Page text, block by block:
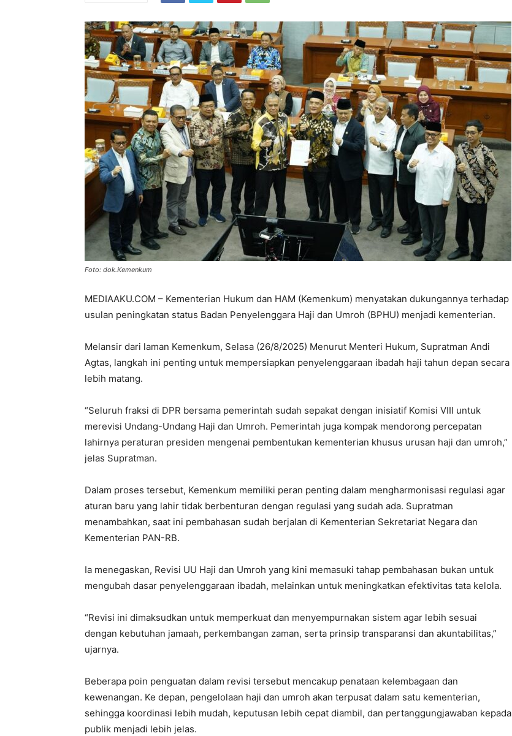
Foto: dok.Kemenkum
MEDIAAKU.COM – Kementerian Hukum dan HAM (Kemenkum) menyatakan dukungannya terhadap
usulan peningkatan status Badan Penyelenggara Haji dan Umroh (BPHU) menjadi kementerian.
Melansir dari laman Kemenkum, Selasa (26/8/2025) Menurut Menteri Hukum, Supratman Andi
Agtas, langkah ini penting untuk mempersiapkan penyelenggaraan ibadah haji tahun depan secara
lebih matang.
“Seluruh fraksi di DPR bersama pemerintah sudah sepakat dengan inisiatif Komisi VIII untuk
merevisi Undang-Undang Haji dan Umroh. Pemerintah juga kompak mendorong percepatan
lahirnya peraturan presiden mengenai pembentukan kementerian khusus urusan haji dan umroh,”
jelas Supratman.
Dalam proses tersebut, Kemenkum memiliki peran penting dalam mengharmonisasi regulasi agar
aturan baru yang lahir tidak berbenturan dengan regulasi yang sudah ada. Supratman
menambahkan, saat ini pembahasan sudah berjalan di Kementerian Sekretariat Negara dan
Kementerian PAN-RB.
Ia menegaskan, Revisi UU Haji dan Umroh yang kini memasuki tahap pembahasan bukan untuk
mengubah dasar penyelenggaraan ibadah, melainkan untuk meningkatkan efektivitas tata kelola.
“Revisi ini dimaksudkan untuk memperkuat dan menyempurnakan sistem agar lebih sesuai
dengan kebutuhan jamaah, perkembangan zaman, serta prinsip transparansi dan akuntabilitas,”
ujarnya.
Beberapa poin penguatan dalam revisi tersebut mencakup penataan kelembagaan dan
kewenangan. Ke depan, pengelolaan haji dan umroh akan terpusat dalam satu kementerian,
sehingga koordinasi lebih mudah, keputusan lebih cepat diambil, dan pertanggungjawaban kepada
publik menjadi lebih jelas.